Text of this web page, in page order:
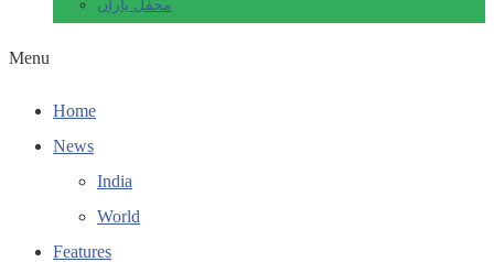
محفل یاراں
Menu
Home
News
India
World
Features